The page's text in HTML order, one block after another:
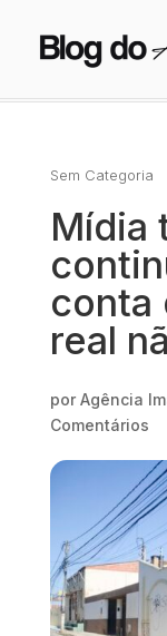
Sem Categoria
Mídia
conta
real
por Agência
Comentários